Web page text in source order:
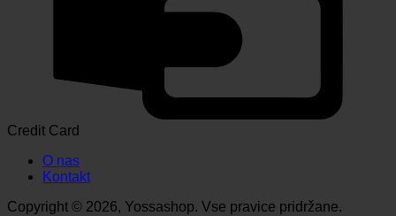
Credit Card
O nas
Kontakt
Copyright © 2026, Yossashop. Vse pravice pridržane.